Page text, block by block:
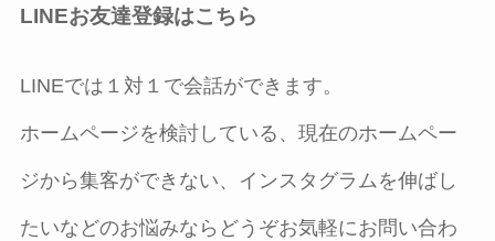
LINEお友達登録はこちら
LINEでは１対１で会話ができます。
ホームページを検討している、現在のホームペー
ジから集客ができない、インスタグラムを伸ばし
たいなどのお悩みならどうぞお気軽にお問い合わ